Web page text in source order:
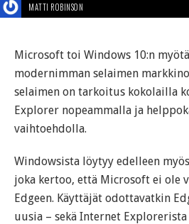
MATTI ROBINSON
Microsoft toi Windows 10:n
modernimman selaimen
selaimen on tarkoitus kokolailla
Explorer nopeammalla ja
vaihtoehdolla.
Windowsista löytyy edelleen
joka kertoo, että Microsoft ei ole
Edgeen. Käyttäjät odottavatkin
uusia – sekä Internet